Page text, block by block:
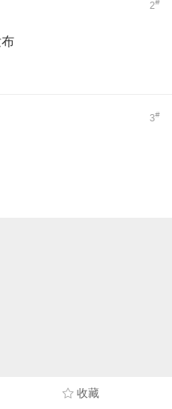
2#
3#
收藏